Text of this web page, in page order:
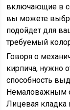
включающие в
вы можете
подойдет для
требуемый
Говоря о
кирпича, нужно
способность
Немаловажным
Лицевая кладка